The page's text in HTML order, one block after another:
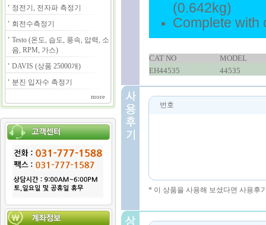
정전기, 전자파 측정기
회전수측정기
Testo (온도, 습도, 풍속, 압력, 소
음, RPM, 가스)
DAVIS (상품 25000개)
분진 입자수 측정기
more
(0.642kg)
Complete with
CAT NO
MODEL
EH44535
44535
번호
* 이 상품을 사용해 보셨다면 사용후